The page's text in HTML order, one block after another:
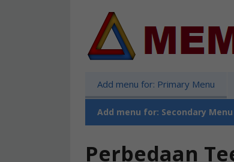
Add menu for: Primary Menu
Add menu for: Secondary Menu
Perbedaan